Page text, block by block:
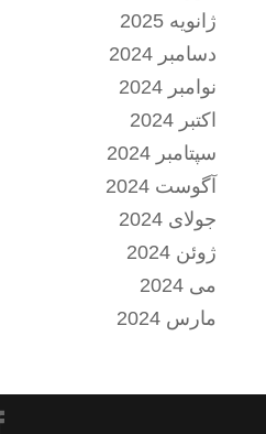
ژانویه 2025
دسامبر 2024
نوامبر 2024
اکتبر 2024
سپتامبر 2024
آگوست 2024
جولای 2024
ژوئن 2024
می 2024
مارس 2024